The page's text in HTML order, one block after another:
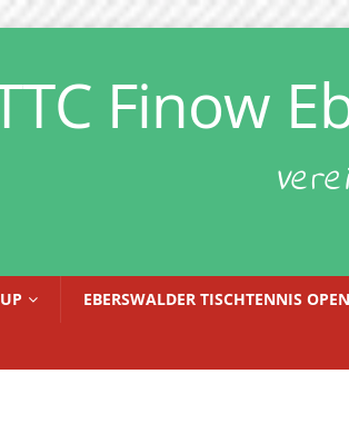
Finow
EBERSWALDER TISCHTENNIS OPEN